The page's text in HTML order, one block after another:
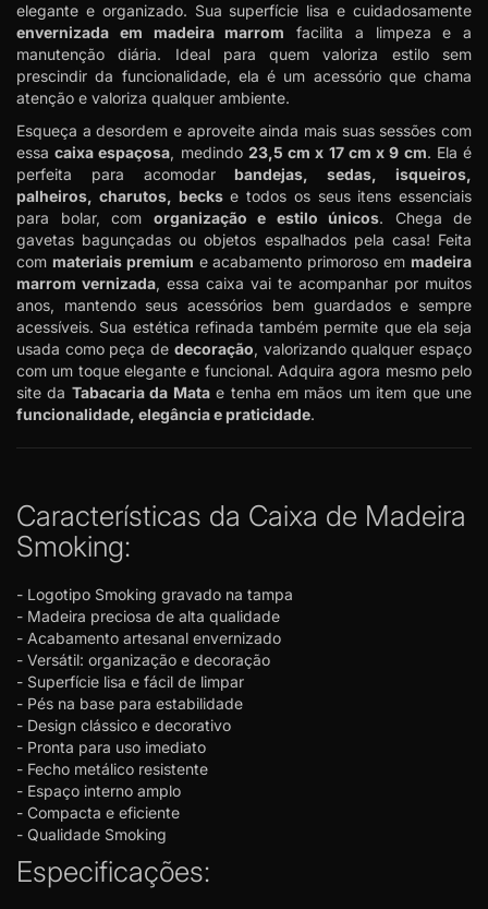
elegante e organizado. Sua superfície lisa e cuidadosamente
envernizada em madeira marrom facilita a limpeza e a
manutenção diária. Ideal para quem valoriza estilo sem
prescindir da funcionalidade, ela é um acessório que chama
atenção e valoriza qualquer ambiente.
Esqueça a desordem e aproveite ainda mais suas sessões com
essacaixa espaçosa, medindo 23,5 cm x 17 cm x 9 cm. Ela é
perfeita para acomodar bandejas, sedas, isqueiros,
palheiros, charutos, beckse todos os seus itens essenciais
para bolar, com organização e estilo únicos. Chega de
gavetas bagunçadas ou objetos espalhados pela casa! Feita
com materiais premium e acabamento primoroso em madeira
marrom vernizada, essa caixa vai te acompanhar por muitos
anos, mantendo seus acessórios bem guardados e sempre
acessíveis. Sua estética refinada também permite que ela seja
usada como peça de decoração, valorizando qualquer espaço
com um toque elegante e funcional. Adquira agora mesmo pelo
site da Tabacaria da Matae tenha em mãos um item que une
funcionalidade, elegância e praticidade.
Características da Caixa de Madeira
Smoking:
- Logotipo Smoking gravado na tampa
- Madeira preciosa de alta qualidade
- Acabamento artesanal envernizado
- Versátil: organização e decoração
- Superfície lisa e fácil de limpar
- Pés na base para estabilidade
- Design clássico e decorativo
- Pronta para uso imediato
- Fecho metálico resistente
- Espaço interno amplo
- Compacta e eficiente
- Qualidade Smoking
Especificações: